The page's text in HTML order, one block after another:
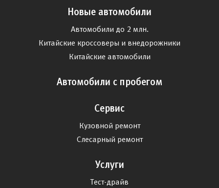
Новые автомобили
Автомобили до 2 млн.
Китайские кроссоверы и внедорожники
Китайские автомобили
Автомобили с пробегом
Сервис
Кузовной ремонт
Слесарный ремонт
Услуги
Тест-драйв